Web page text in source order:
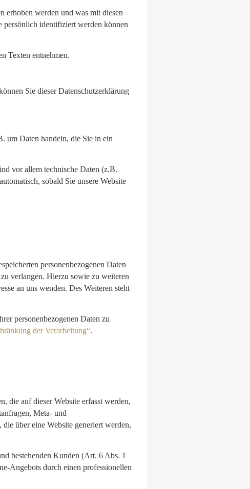
erhoben werden und was mit diesen
persönlich identifiziert werden können
Texten entnehmen.
Sie dieser Datenschutzerklärung
um Daten handeln, die Sie in ein
vor allem technische Daten (z.B.
sobald Sie unsere Website
personenbezogenen Daten
verlangen. Hierzu sowie zu weiteren
an uns wenden. Des Weiteren steht
personenbezogenen Daten zu
der Verarbeitung“.
die auf dieser Website erfasst werden,
Meta- und
über eine Website generiert werden,
bestehenden Kunden (Art. 6 Abs. 1
Angebots durch einen professionellen